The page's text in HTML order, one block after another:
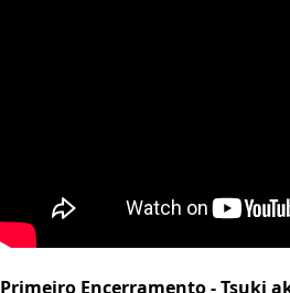
Primeiro Encerramento - Tsuki